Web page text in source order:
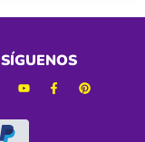
SÍGUENOS